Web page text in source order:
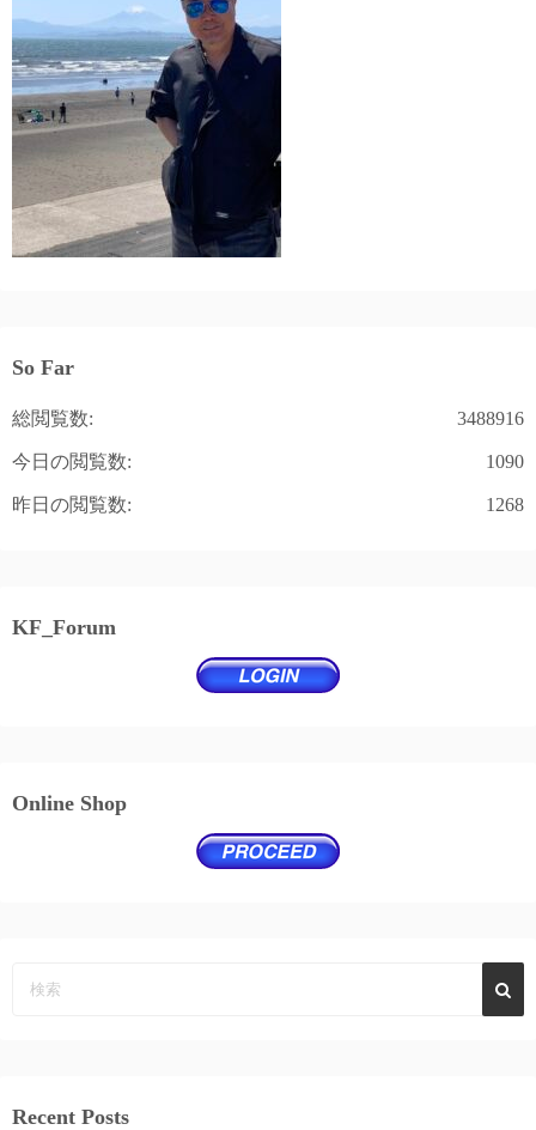
So Far
3488916
総閲覧数:
1090
今日の閲覧数:
1268
昨日の閲覧数:
KF_Forum
Online Shop
Recent Posts